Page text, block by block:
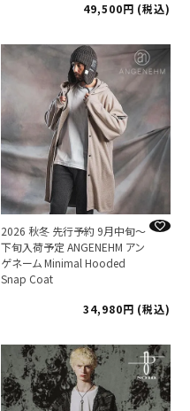
49,500
税込
2026 秋冬 先行予約 9月中旬～
下旬入荷予定 ANGENEHM アン
ゲネーム Minimal Hooded
Snap Coat
34,980
税込